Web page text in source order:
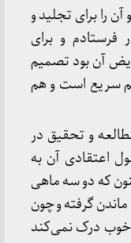
را برای تجلید و
و برای
آن بود تصمیم
سریع است و هم
و تحقیق در
اعتقادی آن به
که دو سه ماهی
گرفته و چون
خوب درک نمی‌کند